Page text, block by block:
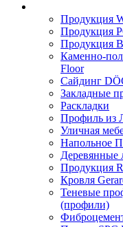
Продукция
Продукция
Продукция
Каменно-
Floor
Сайдинг
Закладные
Раскладки
Профиль из
Уличная
Напольное
Деревянные
Продукция
Кровля
Теневые
(профили)